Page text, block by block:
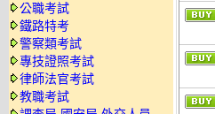
公職考試
鐵路特考
警察類考試
專技證照考試
律師法官考試
教職考試